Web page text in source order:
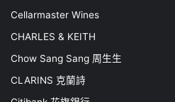
Cellarmaster Wines
CHARLES & KEITH
Chow Sang Sang 周生生
CLARINS 克蘭詩